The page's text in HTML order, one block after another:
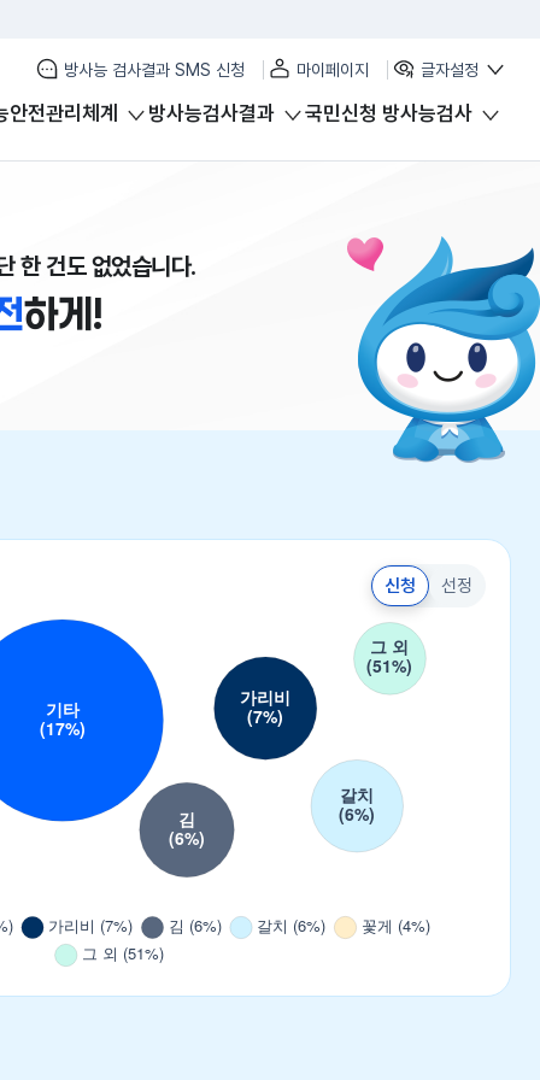
방사능 검사결과 SMS 신청 마이페이지 글자설정
안전관리체계 방사능검사결과 국민신청 방사능검사
한 건도 없었습니다.
하게!
신청 선정